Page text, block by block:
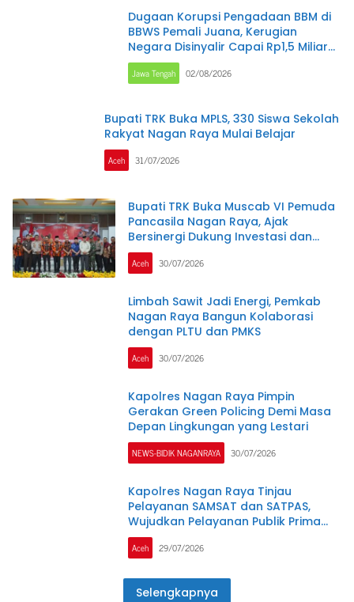
Dugaan Korupsi Pengadaan BBM di
BBWS Pemali Juana, Kerugian
Negara Disinyalir Capai Rp1,5 Miliar
per Bulan
Jawa Tengah 02/08/2026
Bupati TRK Buka MPLS, 330 Siswa Sekolah
Rakyat Nagan Raya Mulai Belajar
Aceh 31/07/2026
Bupati TRK Buka Muscab VI Pemuda
Pancasila Nagan Raya, Ajak
Bersinergi Dukung Investasi dan
Pembangunan Daerah
Aceh 30/07/2026
Limbah Sawit Jadi Energi, Pemkab
Nagan Raya Bangun Kolaborasi
dengan PLTU dan PMKS
Aceh 30/07/2026
Kapolres Nagan Raya Pimpin
Gerakan Green Policing Demi Masa
Depan Lingkungan yang Lestari
NEWS-BIDIK NAGANRAYA 30/07/2026
Kapolres Nagan Raya Tinjau
Pelayanan SAMSAT dan SATPAS,
Wujudkan Pelayanan Publik Prima
Melalui Program Commander Wish
Kapolda Aceh
Aceh 29/07/2026
Selengkapnya